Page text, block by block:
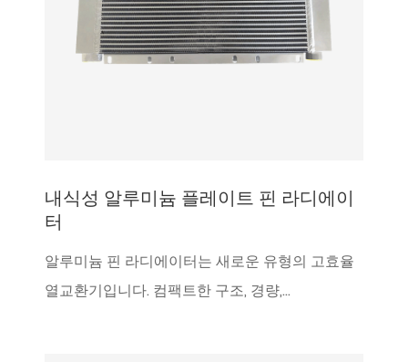
내식성 알루미늄 플레이트 핀 라디에이
터
알루미늄 핀 라디에이터는 새로운 유형의 고효율
열교환기입니다. 컴팩트한 구조, 경량,...